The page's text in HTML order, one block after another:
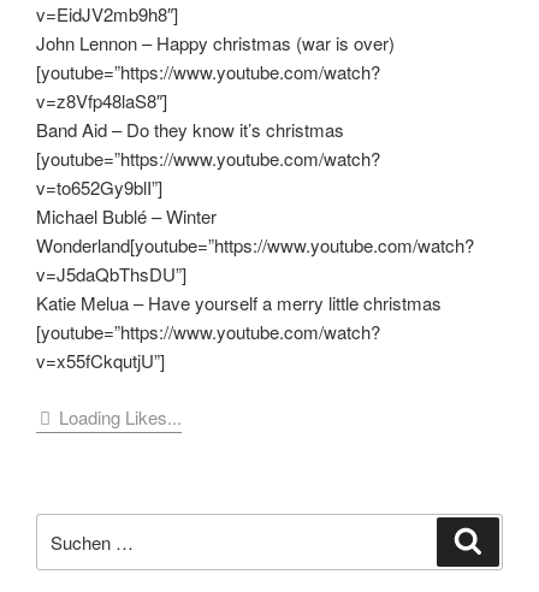
v=EidJV2mb9h8″]
John Lennon – Happy christmas (war is over)
[youtube=”https://www.youtube.com/watch?
v=z8Vfp48laS8″]
Band Aid – Do they know it’s christmas
[youtube=”https://www.youtube.com/watch?
v=to652Gy9blI”]
Michael Bublé – Winter
Wonderland[youtube=”https://www.youtube.com/watch?
v=J5daQbThsDU”]
Katie Melua – Have yourself a merry little christmas
[youtube=”https://www.youtube.com/watch?
v=x55fCkqutjU”]
Loading Likes...
nach: